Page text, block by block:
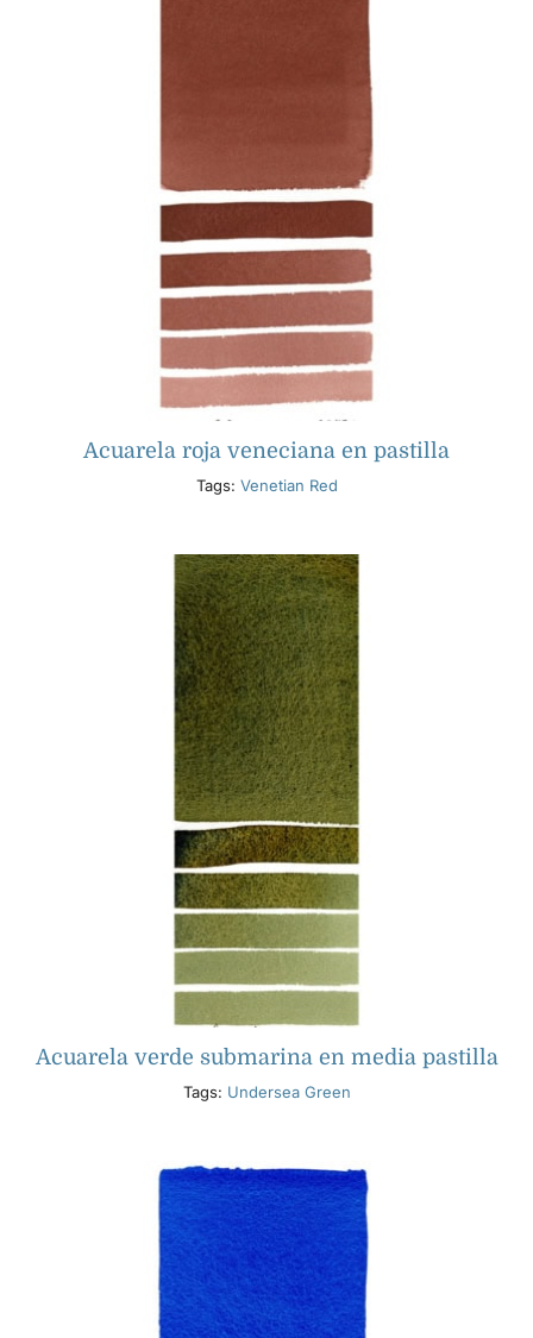
Acuarela roja veneciana en pastilla
Tags: Venetian Red
Acuarela verde submarina en media pastilla
Tags: Undersea Green